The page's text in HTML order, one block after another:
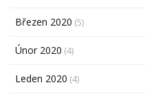
Březen 2020 (5)
Únor 2020 (4)
Leden 2020 (4)